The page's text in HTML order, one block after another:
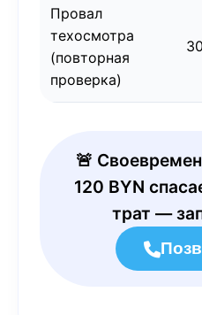
Провал
техосмотра
(повторная
проверка)
🚨
120 BYN
трат —